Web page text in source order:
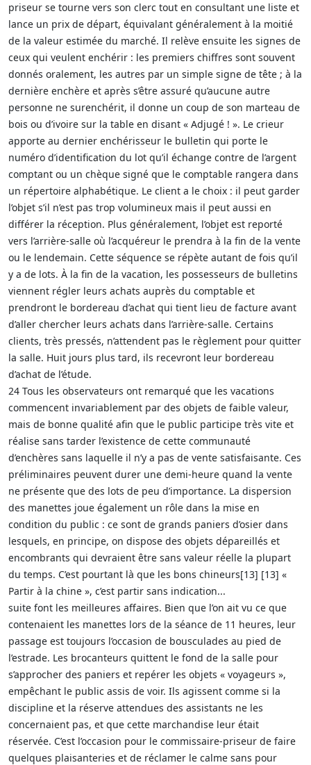
priseur se tourne vers son clerc tout en consultant une liste et
lance un prix de départ, équivalant généralement à la moitié
de la valeur estimée du marché. Il relève ensuite les signes de
ceux qui veulent enchérir : les premiers chiffres sont souvent
donnés oralement, les autres par un simple signe de tête ; à la
dernière enchère et après s’être assuré qu’aucune autre
personne ne surenchérit, il donne un coup de son marteau de
bois ou d’ivoire sur la table en disant « Adjugé ! ». Le crieur
apporte au dernier enchérisseur le bulletin qui porte le
numéro d’identification du lot qu’il échange contre de l’argent
comptant ou un chèque signé que le comptable rangera dans
un répertoire alphabétique. Le client a le choix : il peut garder
l’objet s’il n’est pas trop volumineux mais il peut aussi en
différer la réception. Plus généralement, l’objet est reporté
vers l’arrière-salle où l’acquéreur le prendra à la fin de la vente
ou le lendemain. Cette séquence se répète autant de fois qu’il
y a de lots. À la fin de la vacation, les possesseurs de bulletins
viennent régler leurs achats auprès du comptable et
prendront le bordereau d’achat qui tient lieu de facture avant
d’aller chercher leurs achats dans l’arrière-salle. Certains
clients, très pressés, n’attendent pas le règlement pour quitter
la salle. Huit jours plus tard, ils recevront leur bordereau
d’achat de l’étude.
24 Tous les observateurs ont remarqué que les vacations
commencent invariablement par des objets de faible valeur,
mais de bonne qualité afin que le public participe très vite et
réalise sans tarder l’existence de cette communauté
d’enchères sans laquelle il n’y a pas de vente satisfaisante. Ces
préliminaires peuvent durer une demi-heure quand la vente
ne présente que des lots de peu d’importance. La dispersion
des manettes joue également un rôle dans la mise en
condition du public : ce sont de grands paniers d’osier dans
lesquels, en principe, on dispose des objets dépareillés et
encombrants qui devraient être sans valeur réelle la plupart
du temps. C’est pourtant là que les bons chineurs[13] [13] «
Partir à la chine », c’est partir sans indication...
suite font les meilleures affaires. Bien que l’on ait vu ce que
contenaient les manettes lors de la séance de 11 heures, leur
passage est toujours l’occasion de bousculades au pied de
l’estrade. Les brocanteurs quittent le fond de la salle pour
s’approcher des paniers et repérer les objets « voyageurs »,
empêchant le public assis de voir. Ils agissent comme si la
discipline et la réserve attendues des assistants ne les
concernaient pas, et que cette marchandise leur était
réservée. C’est l’occasion pour le commissaire-priseur de faire
quelques plaisanteries et de réclamer le calme sans pour